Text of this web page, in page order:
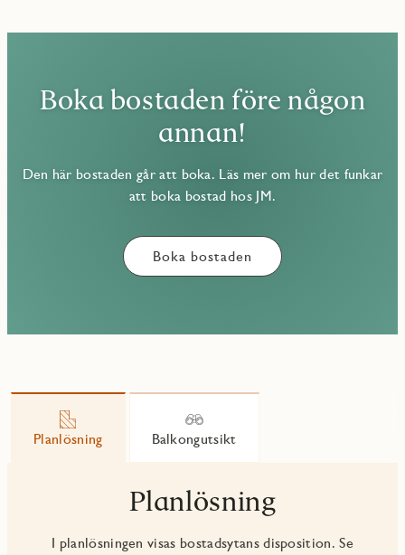
Boka bostaden före någon
annan!
Den här bostaden går att boka. Läs mer om hur det funkar
att boka bostad hos JM.
Boka bostaden
Planlösning Balkongutsikt
Planlösning
I planlösningen visas bostadsytans disposition. Se